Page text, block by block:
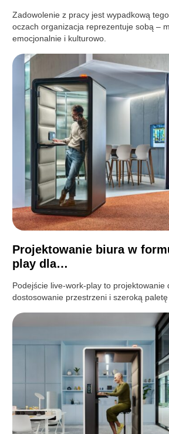
Zadowolenie z pracy jest wypadkową
oczach organizacja reprezentuje sobą –
emocjonalnie i kulturowo.
Projektowanie biura w
play dla…
Podejście live-work-play to projektowanie
dostosowanie przestrzeni i szeroką paletę